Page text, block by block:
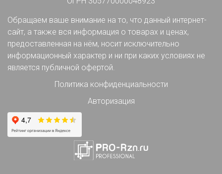
Обращаем ваше внимание на то, что данный интернет-
сайт, а также вся информация о товарах и ценах,
предоставленная на нём, носит исключительно
информационный характер и ни при каких условиях не
является публичной офертой.
Политика конфиденциальности
Авторизация